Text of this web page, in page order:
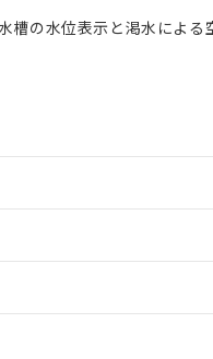
槽の水位表示と渇水による